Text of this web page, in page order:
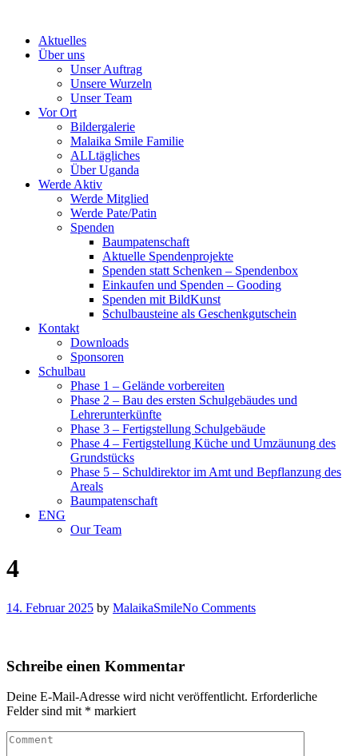
contentAktuelles
Über uns
Unser Auftrag
Unsere Wurzeln
Unser Team
Vor Ort
Bildergalerie
Malaika Smile Familie
ALLtägliches
Über Uganda
Werde Aktiv
Werde Mitglied
Werde Pate/Patin
Spenden
Baumpatenschaft
Aktuelle Spendenprojekte
Spenden statt Schenken – Spendenbox
Einkaufen und Spenden – Gooding
Spenden mit BildKunst
Schulbausteine als Geschenkgutschein
Kontakt
Downloads
Sponsoren
Schulbau
Phase 1 – Gelände vorbereiten
Phase 2 – Bau des ersten Schulgebäudes und
Lehrerunterkünfte
Phase 3 – Fertigstellung Schulgebäude
Phase 4 – Fertigstellung Küche und Umzäunung des
Grundstücks
Phase 5 – Schuldirektor im Amt und Bepflanzung des
Areals
Baumpatenschaft
ENG
Our Team
4
14. Februar 2025 by MalaikaSmileNo Comments
Schreibe einen Kommentar
Deine E-Mail-Adresse wird nicht veröffentlicht. Erforderliche
Felder sind mit * markiert